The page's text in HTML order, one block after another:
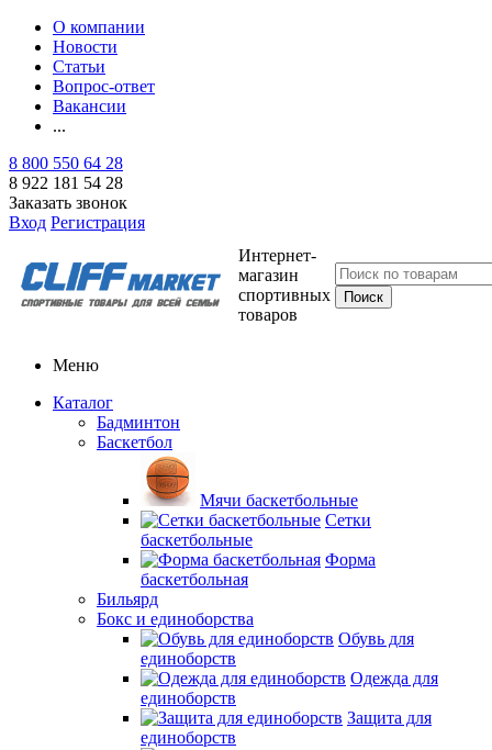
О компании
Новости
Статьи
Вопрос-ответ
Вакансии
...
8 800 550 64 28
8 922 181 54 28
Заказать звонок
Вход Регистрация
Интернет-
магазин
спортивных
товаров
Меню
Каталог
Бадминтон
Баскетбол
Мячи баскетбольные
Сетки
баскетбольные
Форма
баскетбольная
Бильярд
Бокс и единоборства
Обувь для
единоборств
Одежда для
единоборств
Защита для
единоборств